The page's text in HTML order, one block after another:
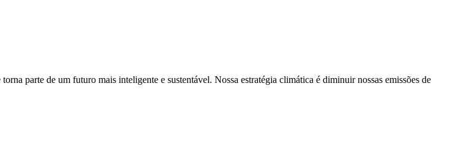
parte de um futuro mais inteligente e sustentável. Nossa estratégia climática é diminuir nossas emissões de